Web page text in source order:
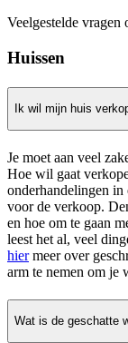
Veelgestelde vragen
Huissen
Ik wil mijn huis
Je moet aan veel
Hoe wil gaat
onderhandelingen
voor de verkoop.
en hoe om te gaan
leest het al, veel
hiermeer over
arm te nemen om je
Wat is de geschatte